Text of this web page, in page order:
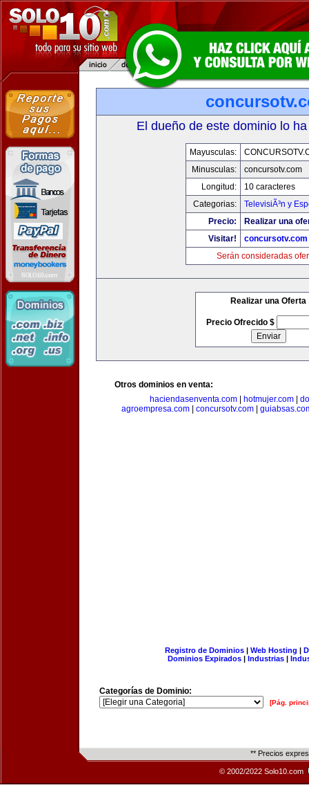
El dueño de este dominio lo
Mayusculas:
Minusculas:
concursotv.com
Longitud:
10 caracteres
Categorias:
TelevisiÃ³n y
Precio:
Realizar una
Visitar!
concursotv.com
Serán consideradas
Realizar una Oferta
Precio Ofrecido $
Otros dominios en venta:
haciendasenventa.com| hotmujer.com|
agroempresa.com
concursotv.com
Registro de Dominios| Web Hosting |
Dominios Expirados | Industrias |
Categorías de Dominio:
[Pág.
** Precios
© 2002/2022 Solo10.com